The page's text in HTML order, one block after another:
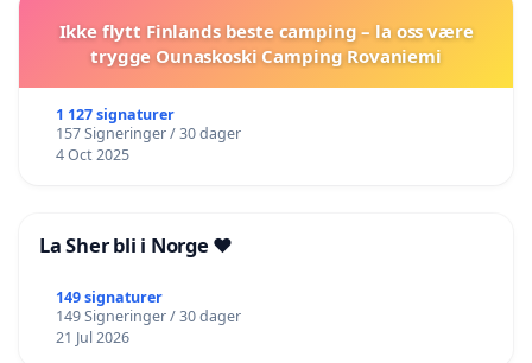
Ikke flytt Finlands beste camping – la oss være
trygge Ounaskoski Camping Rovaniemi
1 127 signaturer
157 Signeringer / 30 dager
4 Oct 2025
La Sher bli i Norge ❤️
149 signaturer
149 Signeringer / 30 dager
21 Jul 2026